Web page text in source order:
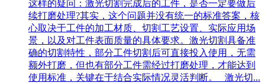
这样的疑问：激光切割完成后的工件，是否一定要做后
续打磨处理?其实，这个问题并没有统一的标准答案，核
心取决于工件的加工材质、切割工艺设置、实际应用场
景，以及对工件表面质量的具体要求。激光切割具备准
确的切割特性，部分工件切割后可直接投入使用，无需
额外打磨，但也有部分工件需经过打磨处理，才能达到
使用标准，关键在于结合实际情况灵活判断。 激光切...